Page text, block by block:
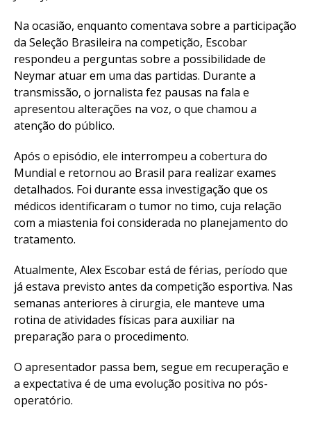
Na ocasião, enquanto comentava sobre a participação
da Seleção Brasileira na competição, Escobar
respondeu a perguntas sobre a possibilidade de
Neymar atuar em uma das partidas. Durante a
transmissão, o jornalista fez pausas na fala e
apresentou alterações na voz, o que chamou a
atenção do público.
Após o episódio, ele interrompeu a cobertura do
Mundial e retornou ao Brasil para realizar exames
detalhados. Foi durante essa investigação que os
médicos identificaram o tumor no timo, cuja relação
com a miastenia foi considerada no planejamento do
tratamento.
Atualmente, Alex Escobar está de férias, período que
já estava previsto antes da competição esportiva. Nas
semanas anteriores à cirurgia, ele manteve uma
rotina de atividades físicas para auxiliar na
preparação para o procedimento.
O apresentador passa bem, segue em recuperação e
a expectativa é de uma evolução positiva no pós-
operatório.